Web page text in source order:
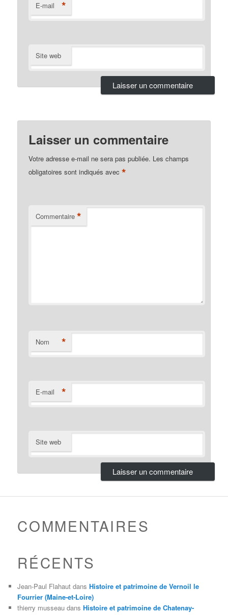
E-mail *
Site web
Laisser un commentaire
Votre adresse e-mail ne sera pas publiée. Les champs
obligatoires sont indiqués avec*
Commentaire *
Nom *
E-mail *
Site web
COMMENTAIRES
RÉCENTS
Jean-Paul Flahaut dansHistoire et patrimoine de Vernoil le
Fourrier (Maine-et-Loire)
thierry musseau dansHistoire et patrimoine de Chatenay-